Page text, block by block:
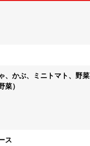
、かぶ、ミニトマト、野菜
菜）
ス